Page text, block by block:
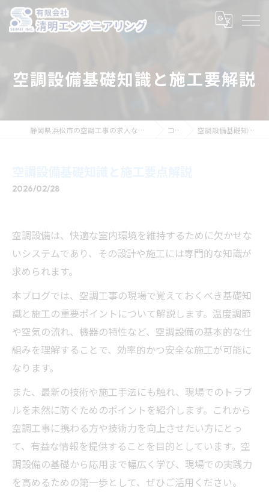
空調設備基礎知識と施工要解説
静岡県浜松市の空調工事の求人なら有限会社清明エンジニアリング コラム 空調設備基礎知識と施工要点解説
2026/02/28
空調設備は、快適な室内環境を維持するために欠かせな
いシステムであり、その設計や施工には専門的な知識が
求められます。
本ブログでは、空調工事の現場で覚えておくべき基礎知
識と施工の重要ポイントについて解説します。温度調節
や空気の流れ、機器の特性など、空調設備の基本的な仕
組みを理解することで、効率的かつ安全な施工が可能に
なります。
また、最新の技術や施工手法にも触れ、現場でのトラブ
ルを未然に防ぐためのポイントを紹介します。これから
空調工事に携わる方や技術力を向上させたい方にとっ
て、有益な情報を提供することを目的としています。空
調設備の基礎から応用まで幅広く学び、現場での実践力
を高めるための第一歩として、ぜひご活用ください。